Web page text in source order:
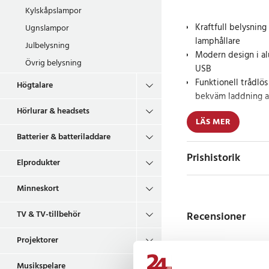
Kylskåpslampor
Ugnslampor
Julbelysning
Övrig belysning
Högtalare
Hörlurar & headsets
Batterier & batteriladdare
Elprodukter
Minneskort
TV & TV-tillbehör
Projektorer
Kraftfull belysning
lamphållare
Modern design i
USB
Funktionell
bekväm laddning
Denna vägglampa
med elegant
tillägg i alla moderna
av tjockt aluminium
vikas 90 grader för
laddningsstation för
LÄS MER
Prishistorik
Recensioner